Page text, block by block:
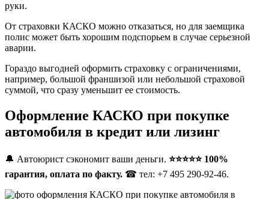
руки.
От страховки КАСКО можно отказаться, но для заемщика
полис может быть хорошим подспорьем в случае серьезной
аварии.
Гораздо выгодней оформить страховку с ограничениями,
например, большой франшизой или небольшой страховой
суммой, что сразу уменьшит ее стоимость.
Оформление КАСКО при покупке
автомобиля в кредит или лизинг
🔔 Автоюрист сэкономит ваши деньги. ⭐⭐⭐⭐⭐ 100%
гарантия, оплата по факту. ☎ тел: +7 495 290-92-46.